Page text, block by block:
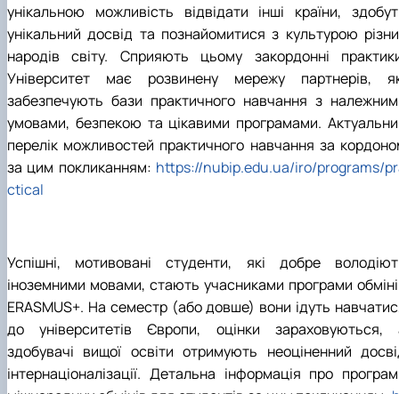
унікальною можливість відвідати інші країни,
унікальний досвід та познайомитися з культурою
народів світу. Сприяють цьому закордонні
Університет має розвинену мережу партнерів,
забезпечують бази практичного навчання з
умовами, безпекою та цікавими програмами.
перелік можливостей практичного навчання за
за цим покликанням: https://nubip.edu.ua/iro/programs/
ctical
Успішні, мотивовані студенти, які добре
іноземними мовами, стають учасниками програми
ERASMUS+. На семестр (або довше) вони ідуть
до університетів Європи, оцінки зараховуються,
здобувачі вищої освіти отримують неоціненний
інтернаціоналізації. Детальна інформація про